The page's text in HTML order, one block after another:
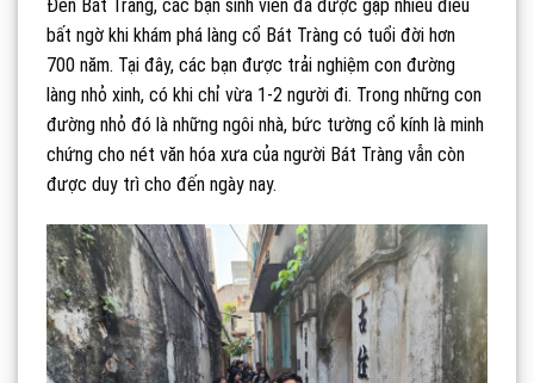
Đến Bát Tràng, các bạn sinh viên đã được gặp nhiều điều
bất ngờ khi khám phá làng cổ Bát Tràng có tuổi đời hơn
700 năm. Tại đây, các bạn được trải nghiệm con đường
làng nhỏ xinh, có khi chỉ vừa 1-2 người đi. Trong những con
đường nhỏ đó là những ngôi nhà, bức tường cổ kính là minh
chứng cho nét văn hóa xưa của người Bát Tràng vẫn còn
được duy trì cho đến ngày nay.